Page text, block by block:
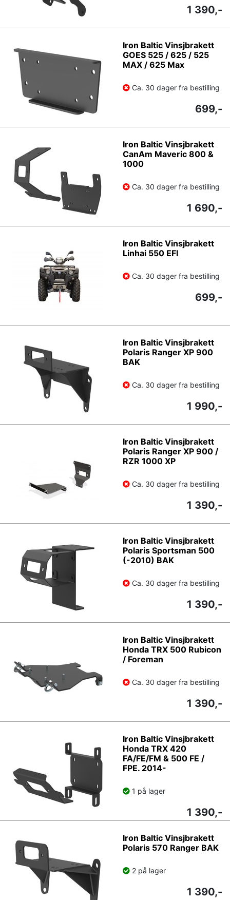
1 390,-
Iron Baltic Vinsjbrakett
GOES 525 / 625 / 525
MAX / 625 Max
Ca. 30 dager fra bestilling
699,-
Iron Baltic Vinsjbrakett
CanAm Maveric 800 &
1000
Ca. 30 dager fra bestilling
1 690,-
Iron Baltic Vinsjbrakett
Linhai 550 EFI
Ca. 30 dager fra bestilling
699,-
Iron Baltic Vinsjbrakett
Polaris Ranger XP 900
BAK
Ca. 30 dager fra bestilling
1 990,-
Iron Baltic Vinsjbrakett
Polaris Ranger XP 900 /
RZR 1000 XP
Ca. 30 dager fra bestilling
1 390,-
Iron Baltic Vinsjbrakett
Polaris Sportsman 500
(-2010) BAK
Ca. 30 dager fra bestilling
1 390,-
Iron Baltic Vinsjbrakett
Honda TRX 500 Rubicon
/ Foreman
Ca. 30 dager fra bestilling
1 390,-
Iron Baltic Vinsjbrakett
Honda TRX 420
FA/FE/FM & 500 FE /
FPE. 2014-
1 på lager
1 390,-
Iron Baltic Vinsjbrakett
Polaris 570 Ranger BAK
2 på lager
1 390,-